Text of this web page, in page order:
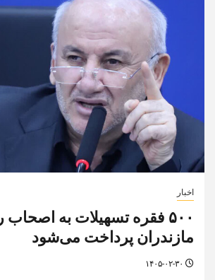
اخبار
۵۰۰ فقره تسهیلات به اصحاب
مازندران پرداخت می‌شود